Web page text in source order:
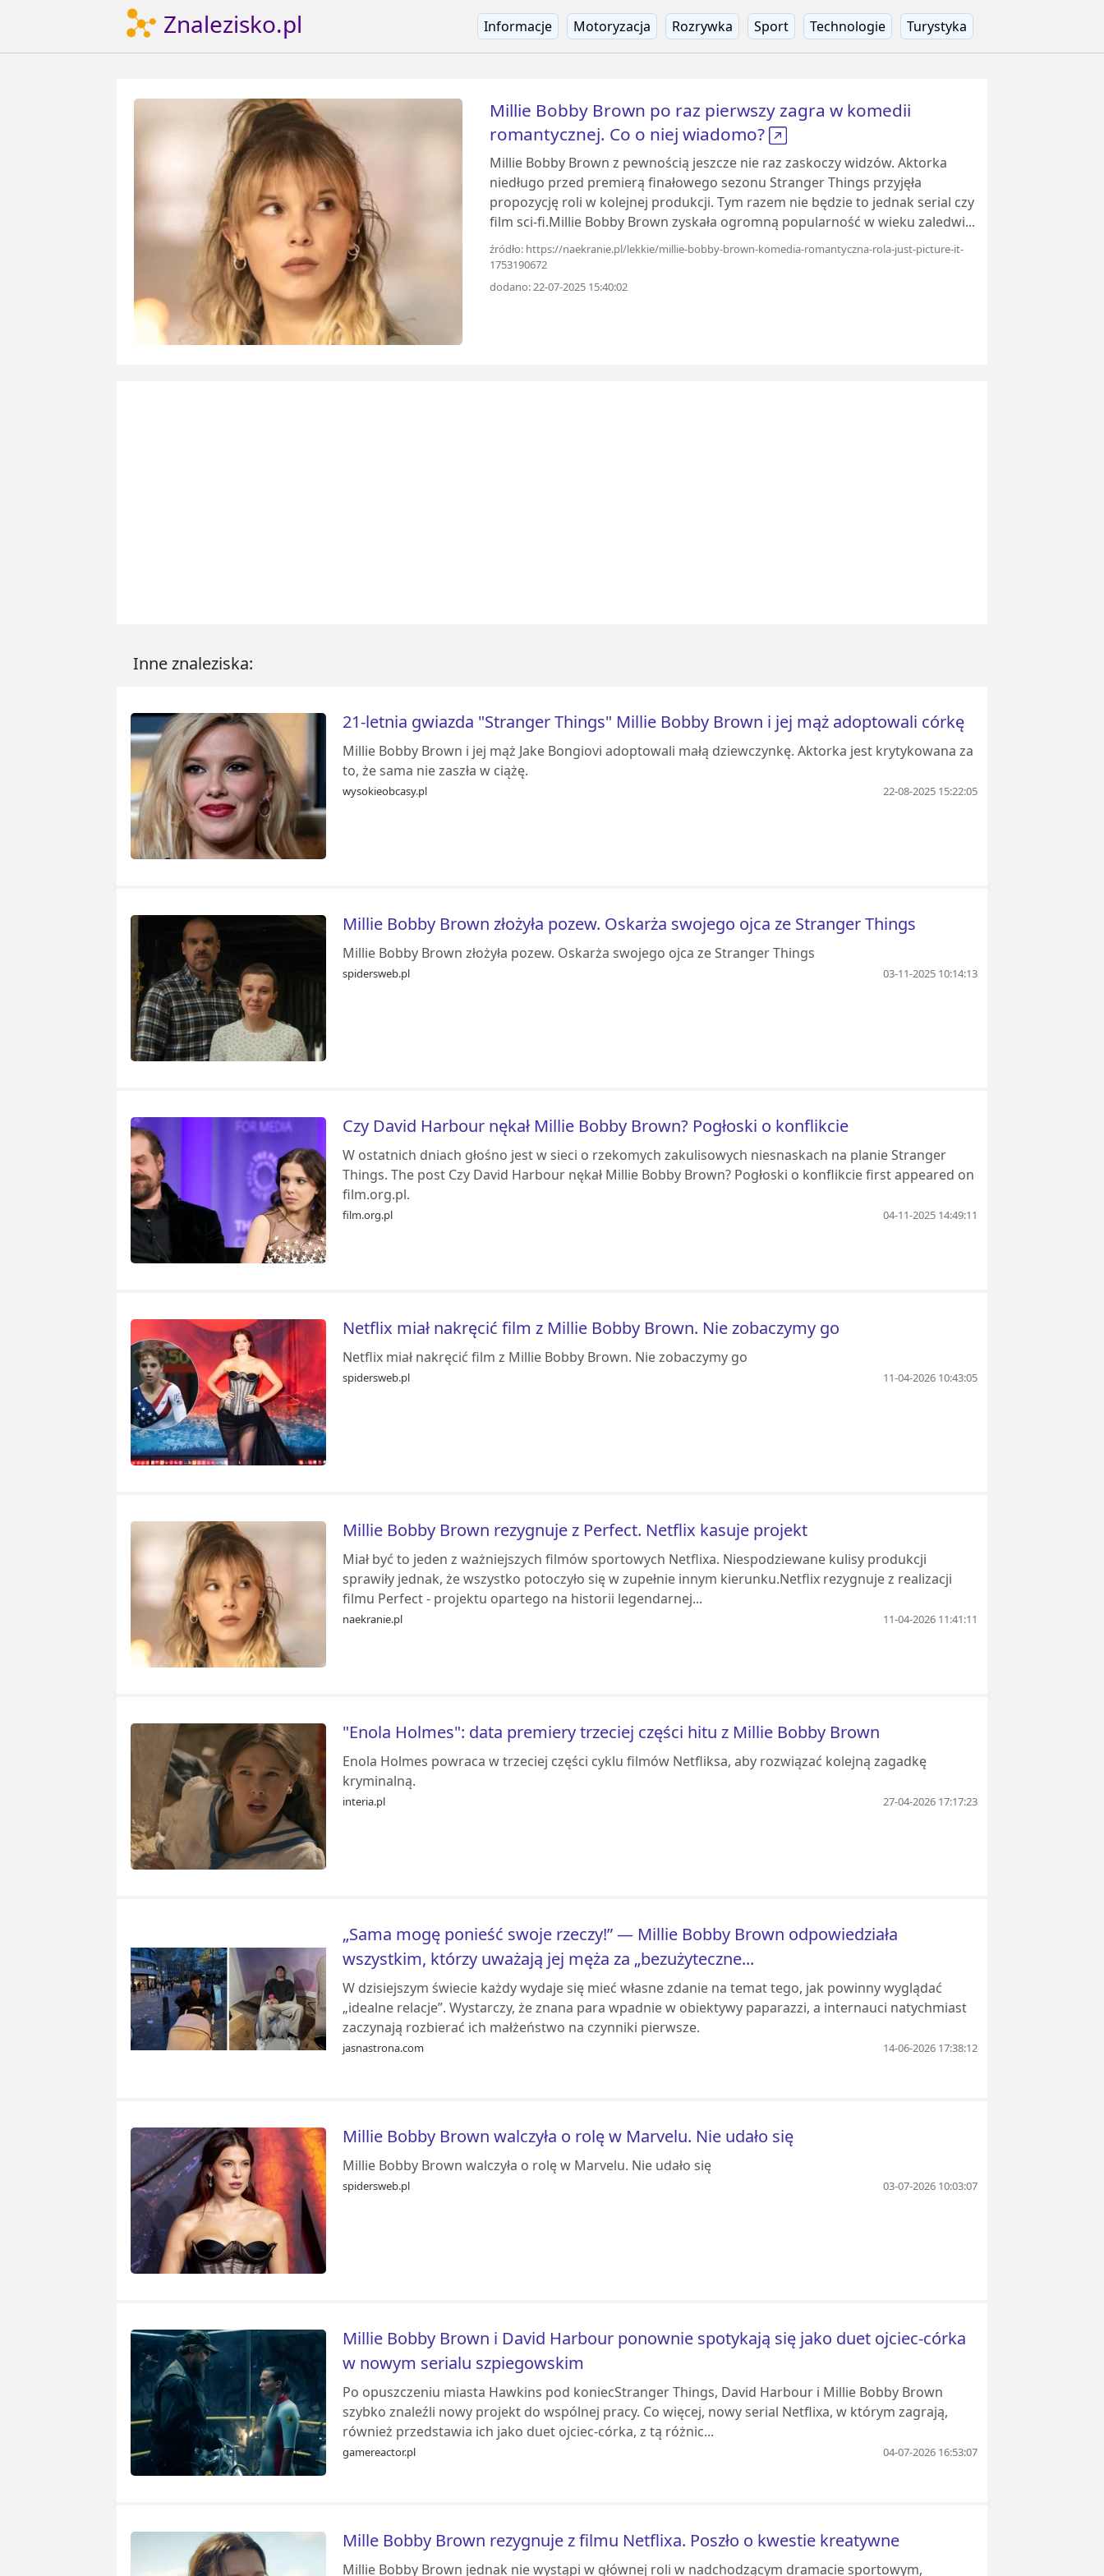
Znalezisko.pl Informacje Motoryzacja Rozrywka Sport Technologie Turystyka
Millie Bobby Brown po raz pierwszy zagra w komedii
romantycznej. Co o niej wiadomo?
Millie Bobby Brown z pewnością jeszcze nie raz zaskoczy widzów. Aktorka
niedługo przed premierą finałowego sezonu Stranger Things przyjęła
propozycję roli w kolejnej produkcji. Tym razem nie będzie to jednak serial czy
film sci-fi.Millie Bobby Brown zyskała ogromną popularność w wieku zaledwi...
źródło: https://naekranie.pl/lekkie/millie-bobby-brown-komedia-romantyczna-rola-just-picture-it-
1753190672
dodano: 22-07-2025 15:40:02
Inne znaleziska:
21-letnia gwiazda "Stranger Things" Millie Bobby Brown i jej mąż adoptowali córkę
Millie Bobby Brown i jej mąż Jake Bongiovi adoptowali małą dziewczynkę. Aktorka jest krytykowana za
to, że sama nie zaszła w ciążę.
wysokieobcasy.pl 22-08-2025 15:22:05
Millie Bobby Brown złożyła pozew. Oskarża swojego ojca ze Stranger Things
Millie Bobby Brown złożyła pozew. Oskarża swojego ojca ze Stranger Things
spidersweb.pl 03-11-2025 10:14:13
Czy David Harbour nękał Millie Bobby Brown? Pogłoski o konflikcie
W ostatnich dniach głośno jest w sieci o rzekomych zakulisowych niesnaskach na planie Stranger
Things. The post Czy David Harbour nękał Millie Bobby Brown? Pogłoski o konflikcie first appeared on
film.org.pl.
film.org.pl 04-11-2025 14:49:11
Netflix miał nakręcić film z Millie Bobby Brown. Nie zobaczymy go
Netflix miał nakręcić film z Millie Bobby Brown. Nie zobaczymy go
spidersweb.pl 11-04-2026 10:43:05
Millie Bobby Brown rezygnuje z Perfect. Netflix kasuje projekt
Miał być to jeden z ważniejszych filmów sportowych Netflixa. Niespodziewane kulisy produkcji
sprawiły jednak, że wszystko potoczyło się w zupełnie innym kierunku.Netflix rezygnuje z realizacji
filmu Perfect - projektu opartego na historii legendarnej...
naekranie.pl 11-04-2026 11:41:11
"Enola Holmes": data premiery trzeciej części hitu z Millie Bobby Brown
Enola Holmes powraca w trzeciej części cyklu filmów Netfliksa, aby rozwiązać kolejną zagadkę
kryminalną.
interia.pl 27-04-2026 17:17:23
„Sama mogę ponieść swoje rzeczy!” — Millie Bobby Brown odpowiedziała
wszystkim, którzy uważają jej męża za „bezużyteczne...
W dzisiejszym świecie każdy wydaje się mieć własne zdanie na temat tego, jak powinny wyglądać
„idealne relacje”. Wystarczy, że znana para wpadnie w obiektywy paparazzi, a internauci natychmiast
zaczynają rozbierać ich małżeństwo na czynniki pierwsze.
jasnastrona.com 14-06-2026 17:38:12
Millie Bobby Brown walczyła o rolę w Marvelu. Nie udało się
Millie Bobby Brown walczyła o rolę w Marvelu. Nie udało się
spidersweb.pl 03-07-2026 10:03:07
Millie Bobby Brown i David Harbour ponownie spotykają się jako duet ojciec-córka
w nowym serialu szpiegowskim
Po opuszczeniu miasta Hawkins pod koniecStranger Things, David Harbour i Millie Bobby Brown
szybko znaleźli nowy projekt do wspólnej pracy. Co więcej, nowy serial Netflixa, w którym zagrają,
również przedstawia ich jako duet ojciec-córka, z tą różnic...
gamereactor.pl 04-07-2026 16:53:07
Mille Bobby Brown rezygnuje z filmu Netflixa. Poszło o kwestie kreatywne
Millie Bobby Brown jednak nie wystąpi w głównej roli w nadchodzącym dramacie sportowym,